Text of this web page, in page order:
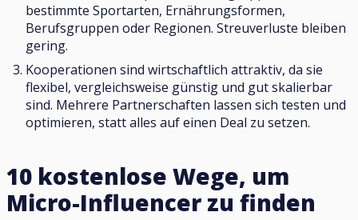
bestimmte Sportarten, Ernährungsformen,
Berufsgruppen oder Regionen. Streuverluste bleiben
gering.
Kooperationen sind wirtschaftlich attraktiv, da sie
flexibel, vergleichsweise günstig und gut skalierbar
sind. Mehrere Partnerschaften lassen sich testen und
optimieren, statt alles auf einen Deal zu setzen.
10 kostenlose Wege, um
Micro-Influencer zu finden